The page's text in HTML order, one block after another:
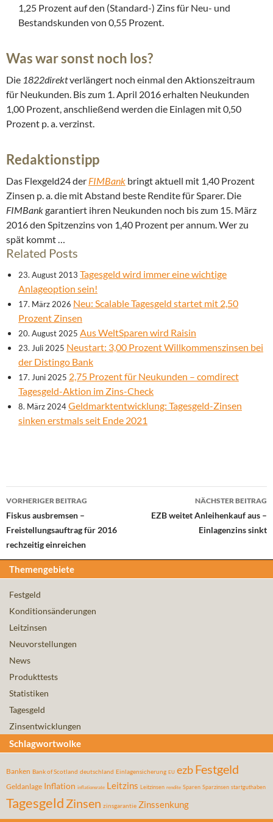
1,25 Prozent auf den (Standard-) Zins für Neu- und
Bestandskunden von 0,55 Prozent.
Was war sonst noch los?
Die 1822direktverlängert noch einmal den Aktionszeitraum
für Neukunden. Bis zum 1. April 2016 erhalten Neukunden
1,00 Prozent, anschließend werden die Einlagen mit 0,50
Prozent p. a. verzinst.
Redaktionstipp
Das Flexgeld24 der FIMBank bringt aktuell mit 1,40 Prozent
Zinsen p. a. die mit Abstand beste Rendite für Sparer. Die
FIMBankgarantiert ihren Neukunden noch bis zum 15. März
2016 den Spitzenzins von 1,40 Prozent per annum. Wer zu
spät kommt …
Related Posts
23. August 2013 Tagesgeld wird immer eine wichtige
Anlageoption sein!
17. März 2026 Neu: Scalable Tagesgeld startet mit 2,50
Prozent Zinsen
20. August 2025 Aus WeltSparen wird Raisin
23. Juli 2025 Neustart: 3,00 Prozent Willkommenszinsen bei
der Distingo Bank
17. Juni 2025 2,75 Prozent für Neukunden – comdirect
Tagesgeld-Aktion im Zins-Check
8. März 2024Geldmarktentwicklung: Tagesgeld-Zinsen
sinken erstmals seit Ende 2021
Beitrags-
Navigation
VORHERIGER BEITRAG
Fiskus ausbremsen –
Freistellungsauftrag für 2016
rechzeitig einreichen
NÄCHSTER BEITRAG
EZB weitet Anleihenkauf aus –
Einlagenzins sinkt
Themengebiete
Festgeld
Konditionsänderungen
Leitzinsen
Neuvorstellungen
News
Produkttests
Statistiken
Tagesgeld
Zinsentwicklungen
Schlagwortwolke
Banken Bank of Scotland deutschland Einlagensicherung EU ezbFestgeld
Geldanlage Inflation inflationsrate Leitzins Leitzinsen rendite Sparen Sparzinsen startguthaben
Tagesgeld Zinsen zinsgarantie Zinssenkung